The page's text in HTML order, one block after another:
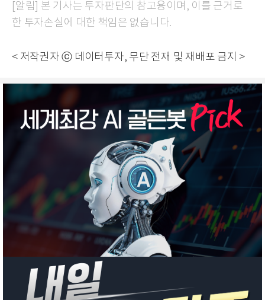
[알림] 본 기사는 투자판단의 참고용이며, 이를 근거로
한 투자손실에 대한 책임은 없습니다.
< 저작권자 ⓒ 데이터투자, 무단 전재 및 재배포 금지 >